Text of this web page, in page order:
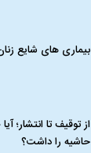
بیماری‌ های شایع
از توقیف تا انتشار؛
حاشیه را داشت؟